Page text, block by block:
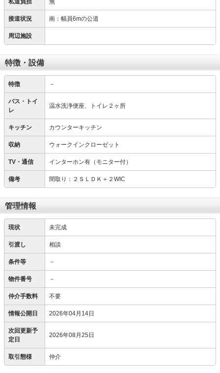
私道負担 無
接道状況 南：幅員6mの公道
周辺施設
特徴・設備
特徴 －
バス・トイ
レ
温水洗浄便座、トイレ２ヶ所
キッチン カウンターキッチン
収納 ウォークインクローゼット
TV・通信 インターホン有（モニター付）
備考 間取り：２ＳＬＤＫ＋２WIC
管理情報
現状 未完成
引渡し 相談
条件等 －
物件番号 －
仲介手数料 不要
情報公開日 2026年04月14日
次回更新予
定日
2026年08月25日
取引態様 仲介